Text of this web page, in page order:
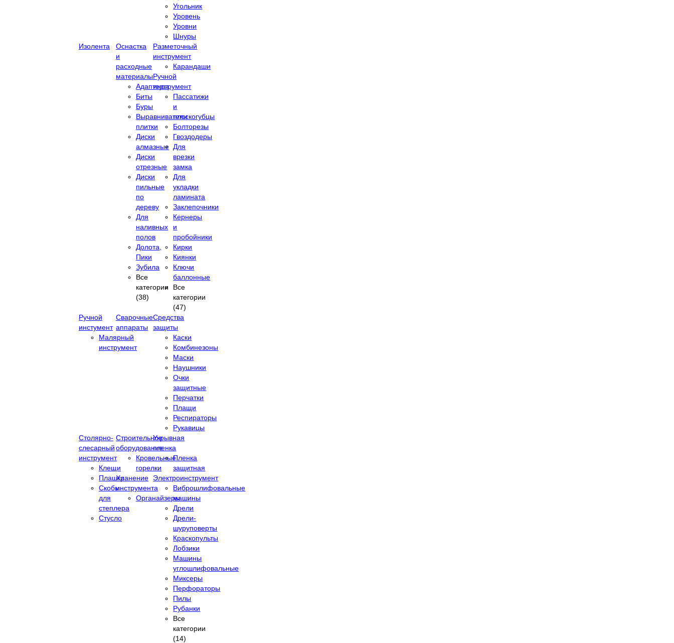
Угольник
Уровень
Уровни
Шнуры
Изолента
Оснастка
и
расходные
материалы
Адаптеры
Биты
Буры
Выравниватели
плитки
Диски
алмазные
Диски
отрезные
Диски
пильные
по
дереву
Для
наливных
полов
Долота,
Пики
Зубила
Все
категории
(38)
Разметочный
инструмент
Карандаши
Ручной
инструмент
Пассатижи
и
плоскогубцы
Болторезы
Гвоздодеры
Для
врезки
замка
Для
укладки
ламината
Заклепочники
Кернеры
и
пробойники
Кирки
Киянки
Ключи
баллонные
Все
категории
(47)
Ручной
инстумент
Малярный
инструмент
Сварочные
аппараты
Средства
защиты
Каски
Комбинезоны
Маски
Наушники
Очки
защитные
Перчатки
Плащи
Респираторы
Рукавицы
Столярно-
слесарный
инструмент
Клещи
Плашки
Скобы
для
степлера
Стусло
Строительное
оборудование
Кровельные
горелки
Укрывная
пленка
Пленка
защитная
Хранение
инструмента
Органайзеры
Электроинструмент
Виброшлифовальные
машины
Дрели
Дрели-
шуруповерты
Краскопульты
Лобзики
Машины
углошлифовальные
Миксеры
Перфораторы
Пилы
Рубанки
Все
категории
(14)